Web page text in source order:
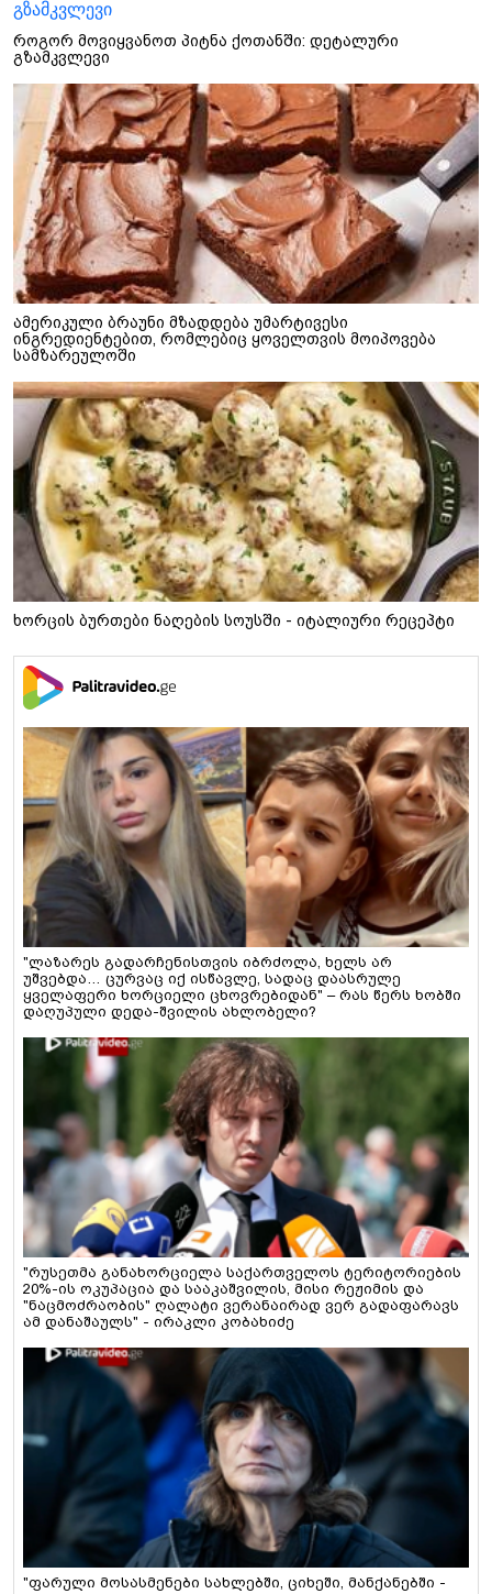
როგორ მოვიყვანოთ პიტნა ქოთანში: დეტალური
გზამკვლევი
ამერიკული ბრაუნი მზადდება უმარტივესი
ინგრედიენტებით, რომლებიც ყოველთვის მოიპოვება
სამზარეულოში
ხორცის ბურთები ნაღების სოუსში - იტალიური რეცეპტი
"ლაზარეს გადარჩენისთვის იბრძოლა, ხელს არ
უშვებდა… ცურვაც იქ ისწავლე, სადაც დაასრულე
ყველაფერი ხორციელი ცხოვრებიდან" – რას წერს ხობში
დაღუპული დედა-შვილის ახლობელი?
"რუსეთმა განახორციელა საქართველოს ტერიტორიების
20%-ის ოკუპაცია და სააკაშვილის, მისი რეჟიმის და
"ნაცმოძრაობის" ღალატი ვერანაირად ვერ გადაფარავს
ამ დანაშაულს" - ირაკლი კობახიძე
"ფარული მოსასმენები სახლებში, ციხეში, მანქანებში -